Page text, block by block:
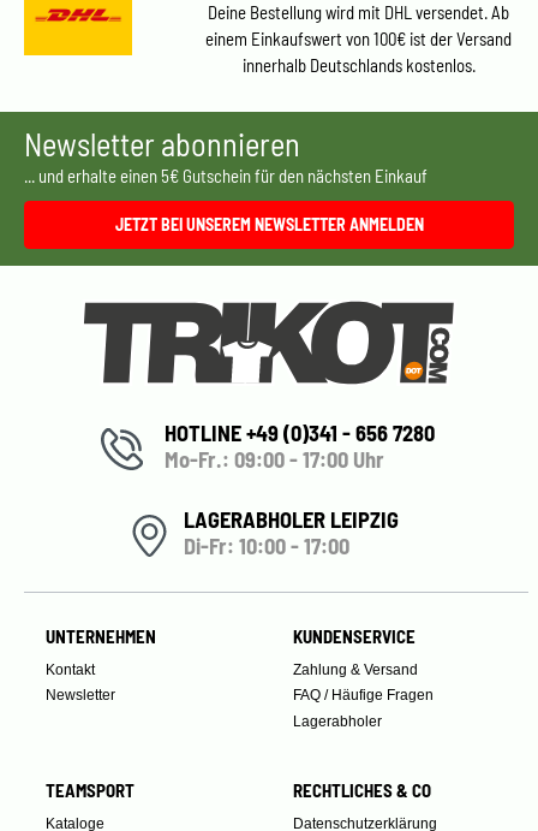
Deine Bestellung wird mit DHL versendet. Ab
einem Einkaufswert von 100€ ist der Versand
innerhalb Deutschlands kostenlos.
Newsletter abonnieren
... und erhalte einen 5€ Gutschein für den nächsten Einkauf
JETZT BEI UNSEREM NEWSLETTER ANMELDEN
HOTLINE +49 (0)341 - 656 7280
Mo-Fr.: 09:00 - 17:00 Uhr
LAGERABHOLER LEIPZIG
Di-Fr: 10:00 - 17:00
UNTERNEHMEN
Kontakt
Newsletter
KUNDENSERVICE
Zahlung & Versand
FAQ / Häufige Fragen
Lagerabholer
TEAMSPORT
Kataloge
RECHTLICHES & CO
Datenschutzerklärung